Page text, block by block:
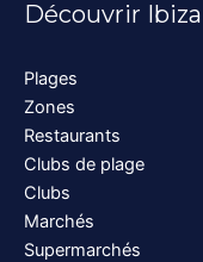
Découvrir Ibiza
Plages
Zones
Restaurants
Clubs de plage
Clubs
Marchés
Supermarchés